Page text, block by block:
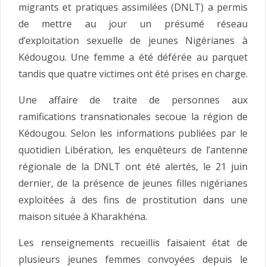
migrants et pratiques assimilées (DNLT) a permis
de mettre au jour un présumé réseau
d’exploitation sexuelle de jeunes Nigérianes à
Kédougou. Une femme a été déférée au parquet
tandis que quatre victimes ont été prises en charge.
Une affaire de traite de personnes aux
ramifications transnationales secoue la région de
Kédougou. Selon les informations publiées par le
quotidien Libération, les enquêteurs de l’antenne
régionale de la DNLT ont été alertés, le 21 juin
dernier, de la présence de jeunes filles nigérianes
exploitées à des fins de prostitution dans une
maison située à Kharakhéna.
Les renseignements recueillis faisaient état de
plusieurs jeunes femmes convoyées depuis le